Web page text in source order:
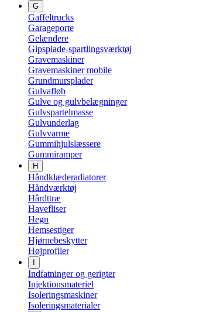
G
Gaffeltrucks
Garageporte
Gelændere
Gipsplade-spartlingsværktøj
Gravemaskiner
Gravemaskiner mobile
Grundmursplader
Gulvafløb
Gulve og gulvbelægninger
Gulvspartelmasse
Gulvunderlag
Gulvvarme
Gummihjulslæssere
Gummiramper
H
Håndklæderadiatorer
Håndværktøj
Hårdttræ
Havefliser
Hegn
Hemsestiger
Hjørnebeskytter
Højprofiler
Indfatninger og gerigter
Injektionsmateriel
Isoleringsmaskiner
Isoleringsmaterialer